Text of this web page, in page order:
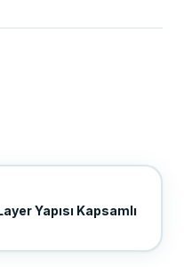
Yapısı Kapsamlı